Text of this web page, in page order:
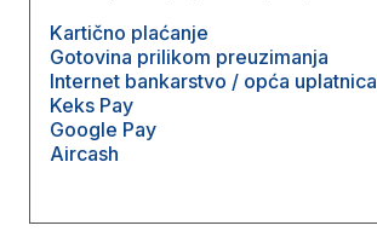
Kartično plaćanje
Gotovina prilikom preuzimanja
Internet bankarstvo / opća uplatnica
Keks Pay
Google Pay
Aircash